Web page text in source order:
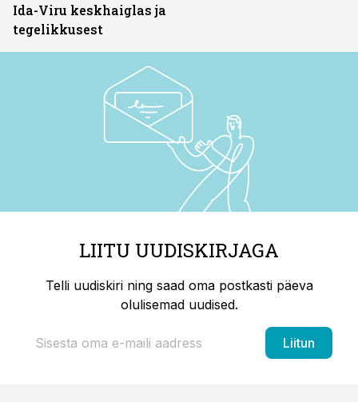
Ida-Viru keskhaiglas ja
tegelikkusest
LIITU UUDISKIRJAGA
Telli uudiskiri ning saad oma postkasti päeva
olulisemad uudised.
Liitun